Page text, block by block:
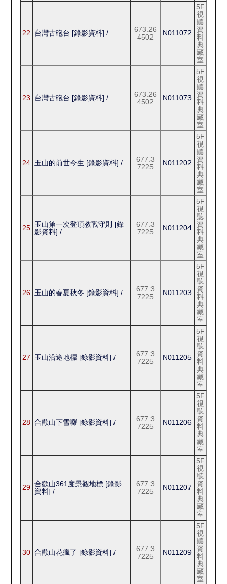
22 台灣古砲台 [錄影資料] /
673.26
4502
N011072
5F
視
聽
資
料
典
藏
室
23 台灣古砲台 [錄影資料] /
673.26
4502
N011073
5F
視
聽
資
料
典
藏
室
24 玉山的前世今生 [錄影資料] /
677.3
7225
N011202
5F
視
聽
資
料
典
藏
室
25 玉山第一次登頂教戰守則 [錄
影資料] /
677.3
7225
N011204
5F
視
聽
資
料
典
藏
室
26 玉山的春夏秋冬 [錄影資料] /
677.3
7225
N011203
5F
視
聽
資
料
典
藏
室
27 玉山沿途地標 [錄影資料] /
677.3
7225
N011205
5F
視
聽
資
料
典
藏
室
28 合歡山下雪囉 [錄影資料] /
677.3
7225
N011206
5F
視
聽
資
料
典
藏
室
29 合歡山361度景觀地標 [錄影
資料] /
677.3
7225
N011207
5F
視
聽
資
料
典
藏
室
30 合歡山花瘋了 [錄影資料] /
677.3
7225
N011209
5F
視
聽
資
料
典
藏
室